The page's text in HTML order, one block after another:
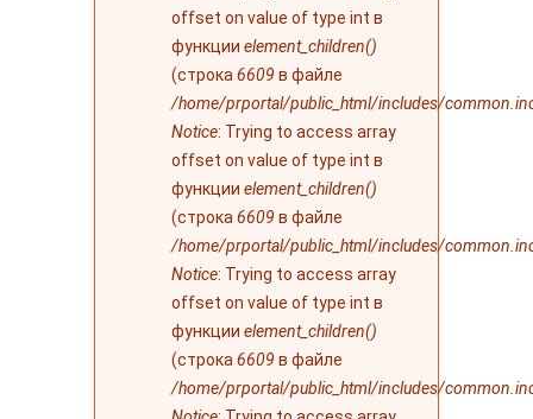
offset on value of type int в
функции element_children()
(строка 6609 в файле
/home/prportal/public_html/includes/
Notice: Trying to access array
offset on value of type int в
функции element_children()
(строка 6609 в файле
/home/prportal/public_html/includes/
Notice: Trying to access array
offset on value of type int в
функции element_children()
(строка 6609 в файле
/home/prportal/public_html/includes/